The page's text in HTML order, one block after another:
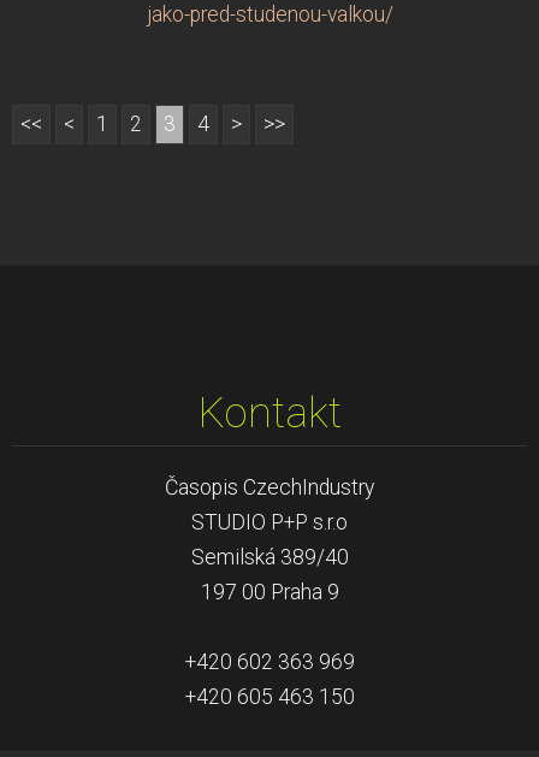
jako-pred-studenou-valkou/
<< < 1 2 3 4 > >>
Kontakt
Časopis CzechIndustry
STUDIO P+P s.r.o
Semilská 389/40
197 00 Praha 9
+420 602 363 969
+420 605 463 150